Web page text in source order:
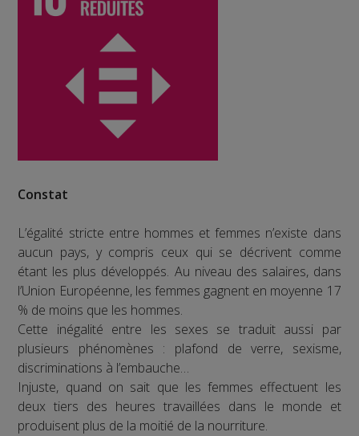
Constat
L’égalité stricte entre hommes et femmes n’existe dans
aucun pays, y compris ceux qui se décrivent comme
étant les plus développés. Au niveau des salaires, dans
l’Union Européenne, les femmes gagnent en moyenne 17
% de moins que les hommes.
Cette inégalité entre les sexes se traduit aussi par
plusieurs phénomènes : plafond de verre, sexisme,
discriminations à l’embauche…
Injuste, quand on sait que les femmes effectuent les
deux tiers des heures travaillées dans le monde et
produisent plus de la moitié de la nourriture.